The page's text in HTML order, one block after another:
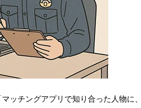
ッチングアプリで知り合った人物に、